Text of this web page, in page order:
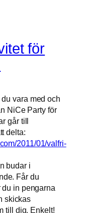
för
vara med och
NiCe Party för
går till
delta:
2011/01/valfri-
budar i
Får du
in pengarna
skickas
till dig. Enkelt!